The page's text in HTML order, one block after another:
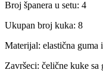
Broj španera u setu: 4
Ukupan broj kuka: 8
Materijal: elastična guma
Završeci: čelične kuke sa